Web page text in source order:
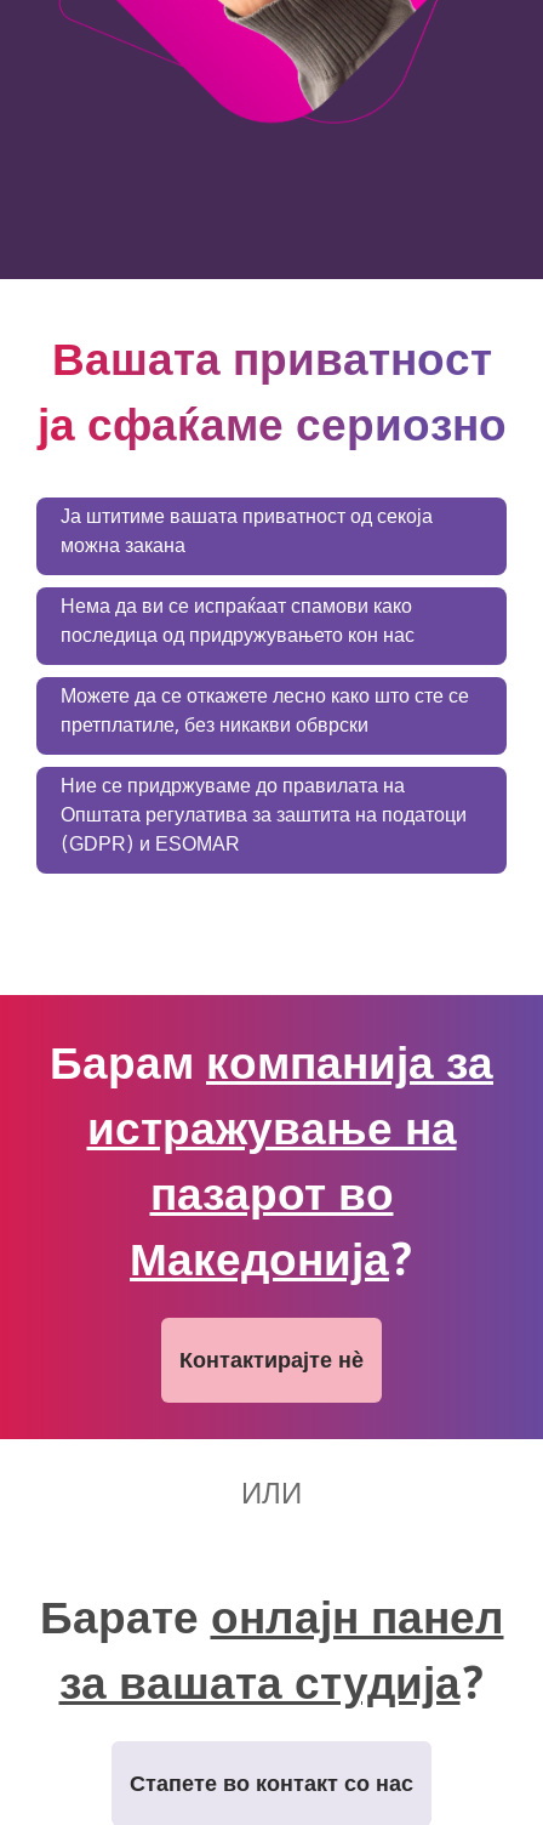
Вашата приватност
ја сфаќаме сериозно
Ја штитиме вашата приватност од секоја
можна закана
Нема да ви се испраќаат спамови како
последица од придружувањето кон нас
Можете да се откажете лесно како што сте се
претплатиле, без никакви обврски
Ние се придржуваме до правилата на
Општата регулатива за заштита на податоци
(GDPR) и ESOMAR
Барамкомпанија за
истражување на
пазарот во
Македонија?
Контактирајте нѐ
ИЛИ
Баратеонлајн панел
за вашата студија?
Стапете во контакт со нас